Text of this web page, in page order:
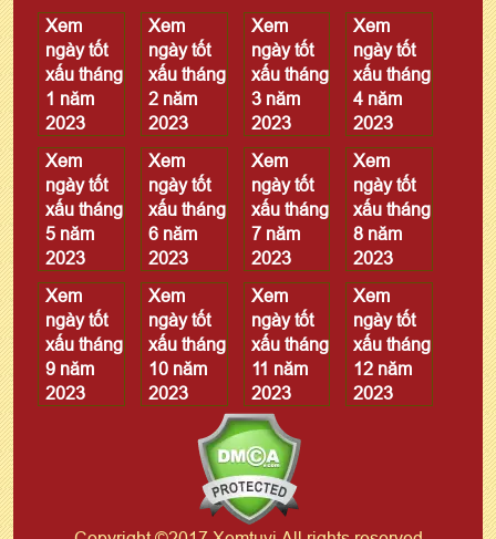
Xem
ngày tốt
xấu tháng
1 năm
2023
Xem
ngày tốt
xấu tháng
2 năm
2023
Xem
ngày tốt
xấu tháng
3 năm
2023
Xem
ngày tốt
xấu tháng
4 năm
2023
Xem
ngày tốt
xấu tháng
5 năm
2023
Xem
ngày tốt
xấu tháng
6 năm
2023
Xem
ngày tốt
xấu tháng
7 năm
2023
Xem
ngày tốt
xấu tháng
8 năm
2023
Xem
ngày tốt
xấu tháng
9 năm
2023
Xem
ngày tốt
xấu tháng
10 năm
2023
Xem
ngày tốt
xấu tháng
11 năm
2023
Xem
ngày tốt
xấu tháng
12 năm
2023